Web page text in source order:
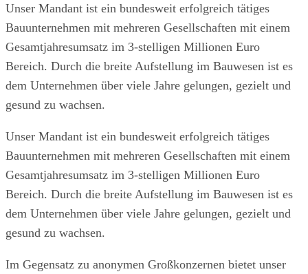
Unser Mandant ist ein bundesweit erfolgreich tätiges
Bauunternehmen mit mehreren Gesellschaften mit einem
Gesamtjahresumsatz im 3-stelligen Millionen Euro
Bereich. Durch die breite Aufstellung im Bauwesen ist es
dem Unternehmen über viele Jahre gelungen, gezielt und
gesund zu wachsen.
Unser Mandant ist ein bundesweit erfolgreich tätiges
Bauunternehmen mit mehreren Gesellschaften mit einem
Gesamtjahresumsatz im 3-stelligen Millionen Euro
Bereich. Durch die breite Aufstellung im Bauwesen ist es
dem Unternehmen über viele Jahre gelungen, gezielt und
gesund zu wachsen.
Im Gegensatz zu anonymen Großkonzernen bietet unser